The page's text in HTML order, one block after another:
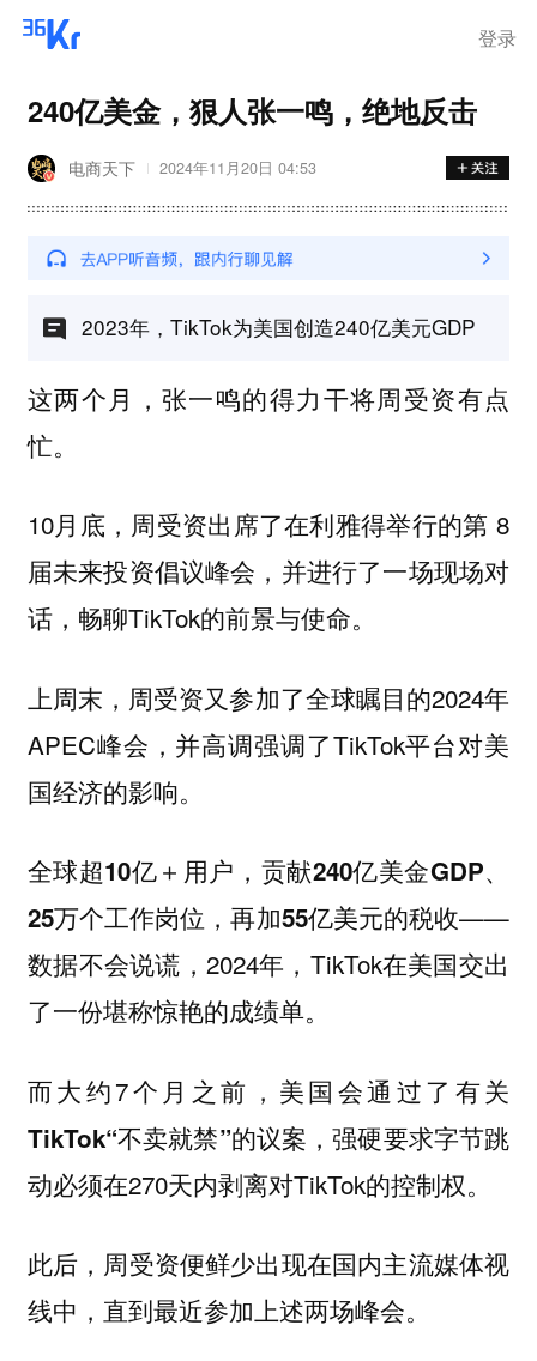
登录
240亿美金，狠人张一鸣，绝地反击
电商天下 2024年11月20日 04:53
2023年，TikTok为美国创造240亿美元GDP
这两个月，张一鸣的得力干将周受资有点
忙。
10月底，周受资出席了在利雅得举行的第 8
届未来投资倡议峰会，并进行了一场现场对
话，畅聊TikTok的前景与使命。
上周末，周受资又参加了全球瞩目的2024年
APEC峰会，并高调强调了TikTok平台对美
国经济的影响。
全球超10亿＋用户，贡献240亿美金GDP、
25万个工作岗位，再加55亿美元的税收——
数据不会说谎，2024年，TikTok在美国交出
了一份堪称惊艳的成绩单。
而大约7个月之前，美国会通过了 有关
TikTok“不卖就禁”的议案，强硬要求字节跳
动必须在270天内剥离对TikTok的控制权。
此后，周受资便鲜少出现在国内主流媒体视
线中，直到最近参加上述两场峰会。